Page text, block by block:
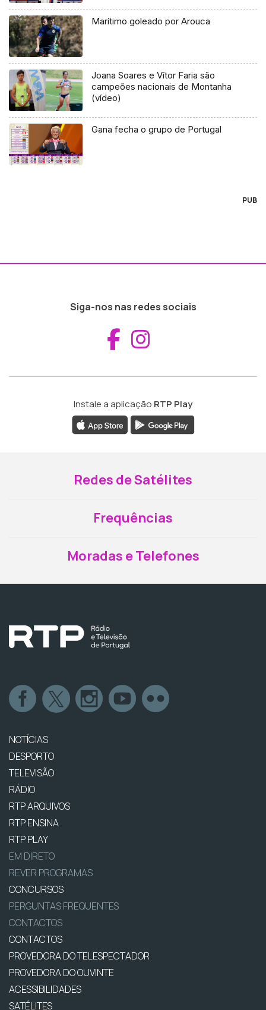
Marítimo goleado por Arouca
Joana Soares e Vítor Faria são
campeões nacionais de Montanha
(vídeo)
Gana fecha o grupo de Portugal
PUB
Siga-nos nas redes sociais
Aceder ao
Instale a aplicação RTP Play
Redes de Satélites
Frequências
Moradas e Telefones
NOTÍCIAS
DESPORTO
TELEVISÃO
RÁDIO
RTP ARQUIVOS
RTP ENSINA
RTP PLAY
EM DIRETO
REVER PROGRAMAS
CONCURSOS
PERGUNTAS FREQUENTES
CONTACTOS
CONTACTOS
PROVEDORA DO TELESPECTADOR
PROVEDORA DO OUVINTE
ACESSIBILIDADES
SATÉLITES